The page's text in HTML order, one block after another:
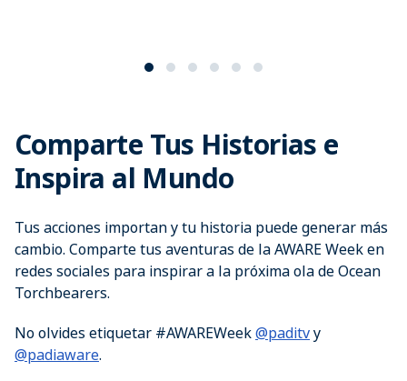
Comparte Tus Historias e
Inspira al Mundo
Tus acciones importan y tu historia puede generar más
cambio. Comparte tus aventuras de la AWARE Week en
redes sociales para inspirar a la próxima ola de Ocean
Torchbearers.
No olvides etiquetar #AWAREWeek@paditvy
@padiaware​.